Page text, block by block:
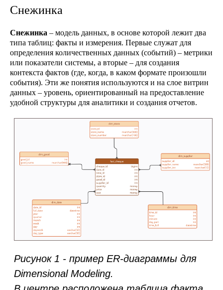
Снежинка
Снежинка – модель данных, в основе которой лежит два
типа таблиц: факты и измерения. Первые служат для
определения количественных данных (событий) – метрики
или показатели системы, а вторые – для создания
контекста фактов (где, когда, в каком формате произошли
события). Эти же понятия используются и на слое витрин
данных – уровень, ориентированный на предоставление
удобной структуры для аналитики и создания отчетов.
Рисунок 1- пример ER-диаграммы для
Dimensional Modeling.
В центре расположена таблица факта
"Чек" (событие продажи), которая
связана с таблицами измерений.